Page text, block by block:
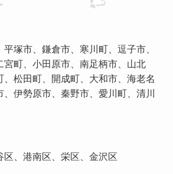
塚市、鎌倉市、寒川町、逗子市、
宮町、小田原市、南足柄市、山北
、松田町、開成町、大和市、海老名
伊勢原市、秦野市、愛川町、清川
区、港南区、栄区、金沢区